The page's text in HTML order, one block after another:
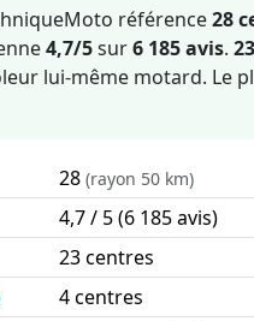
référence28
4,7/5sur6 185 avis. 23
lui-même motard. Le
28 (rayon 50 km)
4,7 / 5 (6 185 avis)
23 centres
4 centres